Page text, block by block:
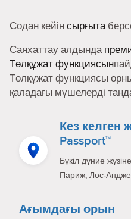
Содан кейінсырғыта
Саяхаттау алдында
Төлқұжат функциясын
Төлқұжат функциясы
қаладағы мүшелерді
Кез келген
Passport™
Бүкіл дүние
Париж, Лос-
Ағымдағы орын